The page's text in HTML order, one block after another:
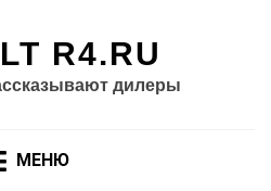
R4.RU
дилеры
МЕНЮ